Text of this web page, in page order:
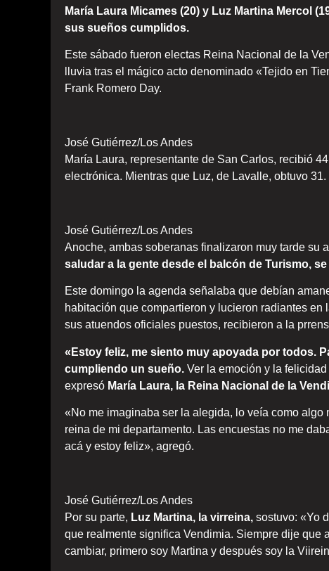
María Laura Micames (20) y Luz Martina Mercol
sus sueños cumplidos.
Este sábado fueron electas Reina Nacional de la
lluvia tras el mágico acto denominado «Tejido en
Frank Romero Day.
José Gutiérrez/Los Andes
María Laura, representante de San Carlos, recibió
electrónica. Mientras que Luz, de Lavalle, obtuvo 31.
José Gutiérrez/Los Andes
Anoche, ambas soberanas finalizaron muy tarde su
saludar a la gente desde el balcón de Turismo,
Este domingo la agenda señalaba que debían
habitación que compartieron y lucieron radiantes
sus atuendos oficiales puestos, recibieron a la
«Estoy feliz, me siento muy apoyada por todos.
cumpliendo un sueño. Ver la emoción y la
expresó María Laura, la Reina Nacional de la
«No me imaginaba ser la alegida, lo veía como
reina de mi departamento. Las encuestas no me
acá y estoy feliz», agregó.
José Gutiérrez/Los Andes
Por su parte, Luz Martina, la virreina, sostuvo: «Yo
que realmente significa Vendimia. Siempre dije que
cambiar, primero soy Martina y después soy la